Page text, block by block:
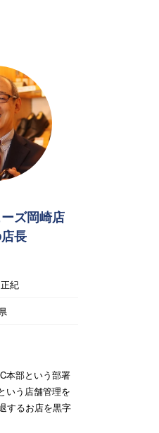
ズ岡崎店
長
紀
本部という部署
いう店舗管理を
するお店を黒字